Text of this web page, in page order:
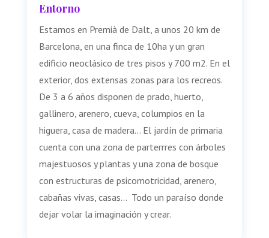
Entorno
Estamos en Premià de Dalt, a unos 20 km de
Barcelona, en una finca de 10ha y un gran
edificio neoclásico de tres pisos y 700 m2. En el
exterior, dos extensas zonas para los recreos.
De 3 a 6 años disponen de prado, huerto,
gallinero, arenero, cueva, columpios en la
higuera, casa de madera… El jardín de primaria
cuenta con una zona de parterrres con árboles
majestuosos y plantas y una zona de bosque
con estructuras de psicomotricidad, arenero,
cabañas vivas, casas… Todo un paraíso donde
dejar volar la imaginación y crear.